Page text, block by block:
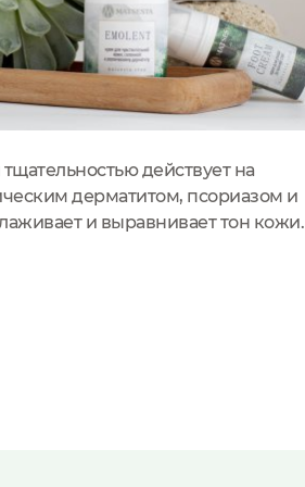
действует на
дерматитом, псориазом и
и выравнивает тон кожи.